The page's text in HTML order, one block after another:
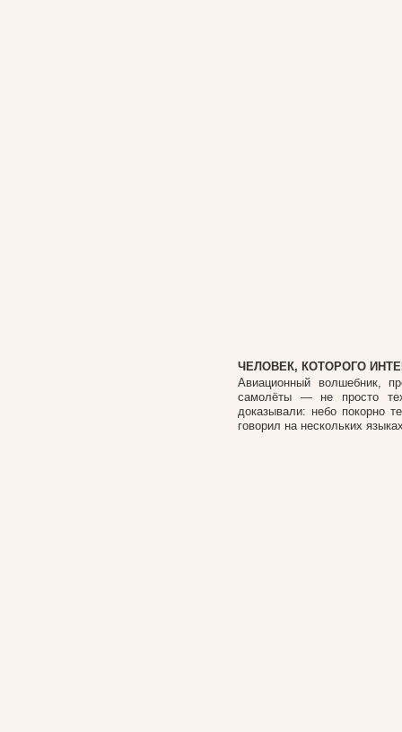
ЧЕЛОВЕК, КОТОРОГО
Авиационный волшебник,
самолёты — не просто
доказывали: небо покорно
говорил на нескольких